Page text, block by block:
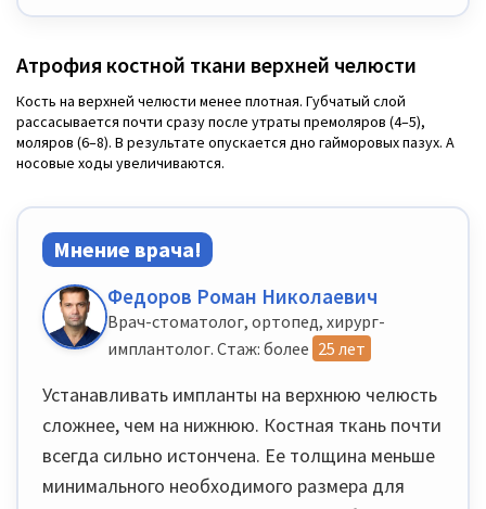
Атрофия костной ткани верхней челюсти
Кость на верхней челюсти менее плотная. Губчатый слой
рассасывается почти сразу после утраты премоляров (4–5),
моляров (6–8). В результате опускается дно гайморовых пазух. А
носовые ходы увеличиваются.
Мнение врача!
Федоров Роман Николаевич
Врач-стоматолог, ортопед, хирург-
имплантолог. Стаж: более 25 лет
Устанавливать импланты на верхнюю челюсть
сложнее, чем на нижнюю. Костная ткань почти
всегда сильно истончена. Ее толщина меньше
минимального необходимого размера для